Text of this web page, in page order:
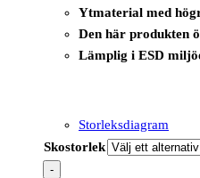
Ytmaterial med
Den här produkten
Lämplig i ESD
Storleksdiagram
Skostorlek
-